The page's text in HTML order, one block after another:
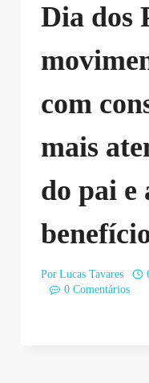
Dia dos
com
mais
do pai e
Por Lucas Tavares
0 Comentários